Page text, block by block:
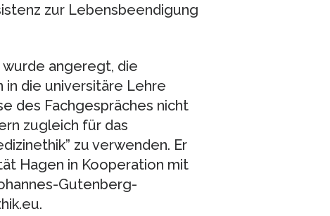
zur Lebensbeendigung
angeregt, die
in die universitäre Lehre
des Fachgespräches nicht
zugleich für das
zu verwenden. Er
Hagen in Kooperation mit
Gutenberg-